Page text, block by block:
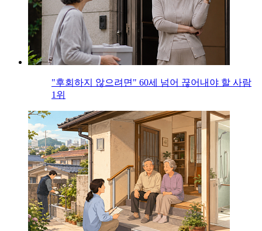
"후회하지 않으려면" 60세 넘어 끊어내야 할 사람
1위